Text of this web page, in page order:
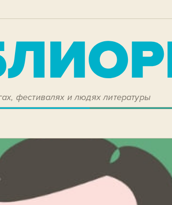
фестивалях и людях литературы